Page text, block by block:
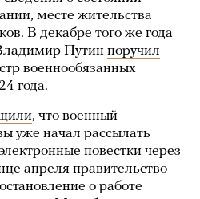
месте жительства
В декабре того же года
Путин поручил
военнообязанных
года.
, что военный
уже начал рассылать
повестки через
апреля правительство
о работе